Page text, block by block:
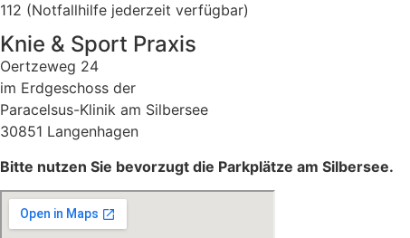
112 (Notfallhilfe jederzeit verfügbar)
Knie & Sport Praxis
Oertzeweg 24
im Erdgeschoss der
Paracelsus-Klinik am Silbersee
30851 Langenhagen
Bitte nutzen Sie bevorzugt die Parkplätze am Silbersee.